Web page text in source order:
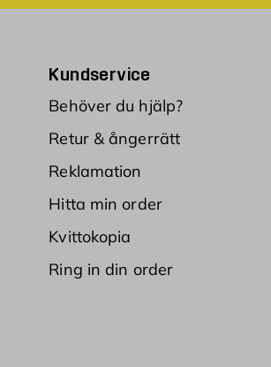
Kundservice
Behöver du hjälp?
Retur & ångerrätt
Reklamation
Hitta min order
Kvittokopia
Ring in din order